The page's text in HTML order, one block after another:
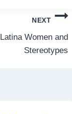
NEXT
Latina Women and
Stereotypes